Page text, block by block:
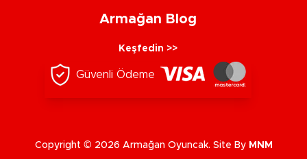
Armağan Blog
Keşfedin >>
Güvenli Ödeme
Copyright © 2026 Armağan Oyuncak. Site By MNM